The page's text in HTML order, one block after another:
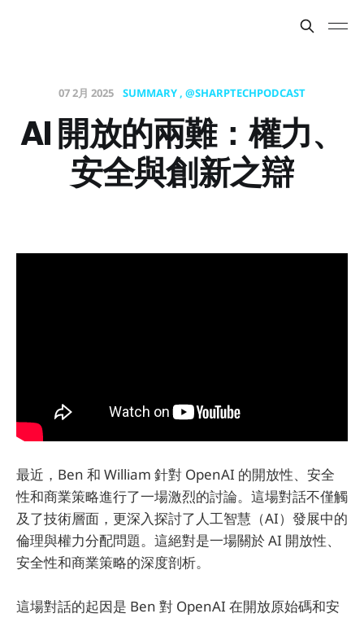
07 2月 2025 SUMMARY @SHARPTECHPODCAST
AI 開放的兩難：權力、
安全與創新之辯
最近，Ben 和 William 針對 OpenAI 的開放性、安全
性和商業策略進行了一場激烈的討論。這場對話不僅觸
及了技術層面，更深入探討了人工智慧（AI）發展中的
倫理與權力分配問題。這絕對是一場關於 AI 開放性、
安全性和商業策略的深度剖析。
這場對話的起因是 Ben 對 OpenAI 在開放原始碼和安